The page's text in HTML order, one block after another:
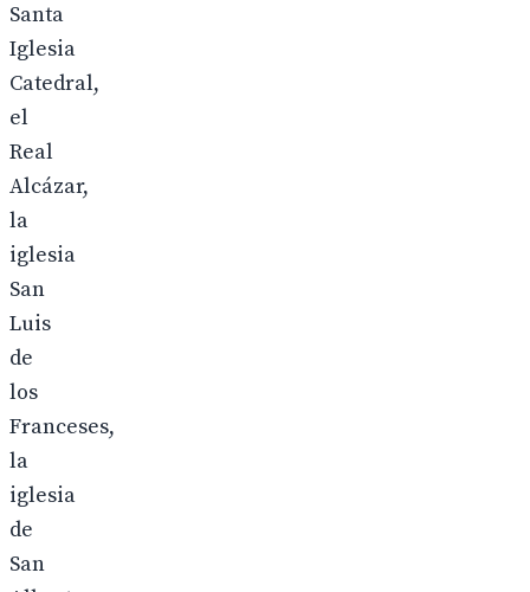
Santa
Iglesia
Catedral,
el
Real
Alcázar,
la
iglesia
San
Luis
de
los
Franceses,
la
iglesia
de
San